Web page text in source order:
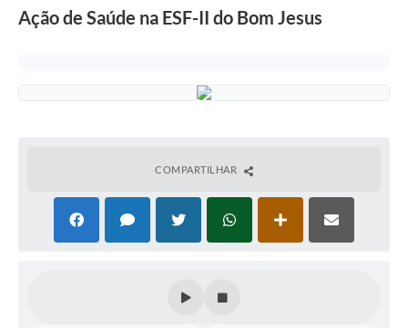
Ação de Saúde na ESF-II do Bom Jesus
COMPARTILHAR